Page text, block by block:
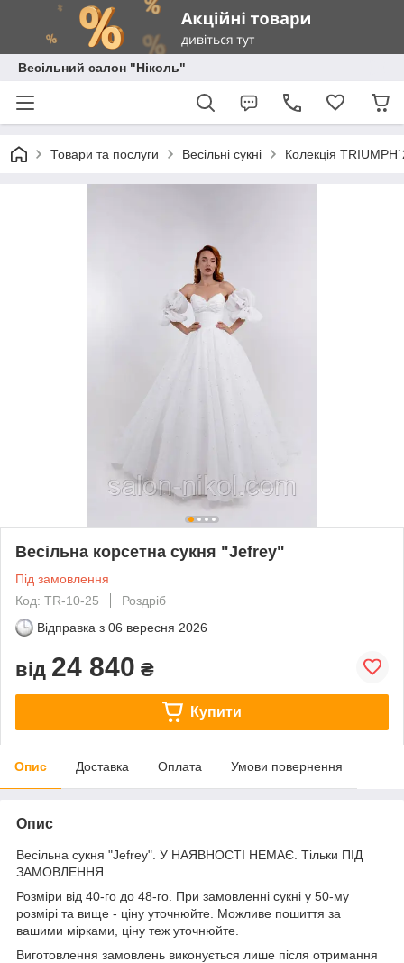
Весільний салон "Ніколь"
Товари та послуги Весільні сукні Колекція
Весільна корсетна сукня "Jefrey"
Під замовлення
Код: TR-10-25
Роздріб
Відправка з 06 вересня 2026
від 24 840 ₴
Купити
Опис Доставка Оплата Умови повернення
Опис
Весільна сукня "Jefrey". У НАЯВНОСТІ НЕМАЄ. Тільки ПІД
ЗАМОВЛЕННЯ.
Розміри від 40-го до 48-го. При замовленні сукні у 50-му
розмірі та вище - ціну уточнюйте. Можливе пошиття за
вашими мірками, ціну теж уточнюйте.
Виготовлення замовлень виконується лише після отримання